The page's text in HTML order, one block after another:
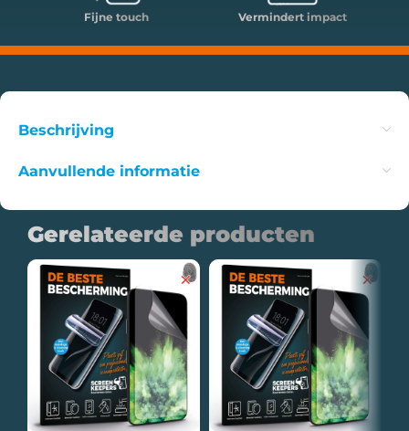
Fijne touch Vermindert impact
Beschrijving
Aanvullende informatie
Gerelateerde producten